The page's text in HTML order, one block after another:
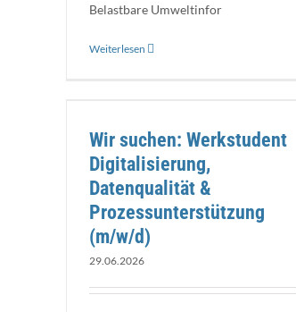
Belastbare Umweltinfor
Weiterlesen
Wir suchen: Werkstudent
Digitalisierung,
Datenqualität &
Prozessunterstützung
(m/w/d)
29.06.2026